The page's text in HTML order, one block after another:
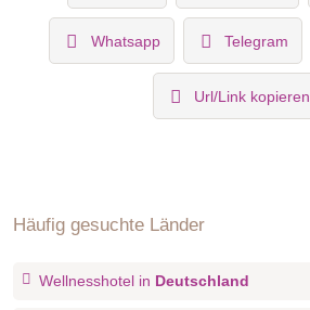
Whatsapp Telegram
Url/Link kopieren
Häufig gesuchte Länder
Wellnesshotel in Deutschland